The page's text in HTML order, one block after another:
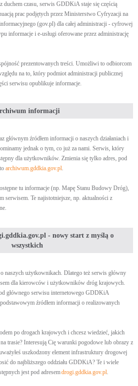
duchem czasu, serwis GDDKiA staje się częścią
prac podjętych przez Ministerstwo Cyfryzacji na
(gov.pl) dla całej administracji - cyfrowej
informacje i e-usługi oferowane przez administrację
prezentowanych treści. Umożliwi to odbiorcom
na to, który podmiot administracji publicznej
serwisu opublikuje informacje.
informacji
głównym źródłem informacji o naszych działaniach i
jednak o tym, co już za nami. Serwis, który
dla użytkowników. Zmienia się tylko adres, pod
archiwum.gddkia.gov.pl.
tu informacje (np. Mapę Stanu Budowy Dróg),
serwisem. Te najistotniejsze, np. aktualności z
- nowy start z myślą o
wszystkich
naszych użytkownikach. Dlatego też serwis główny
dla kierowców i użytkowników dróg krajowych.
głównego serwisu internetowego GDDKiA
źródłem informacji o realizowanych
po drogach krajowych i chcesz wiedzieć, jakich
trasie? Interesują Cię warunki pogodowe lub obrazy z
uszkodzony element infrastruktury drogowej
do najbliższego oddziału GDDKiA? Te i wiele
jest pod adresemdrogi.gddkia.gov.pl.